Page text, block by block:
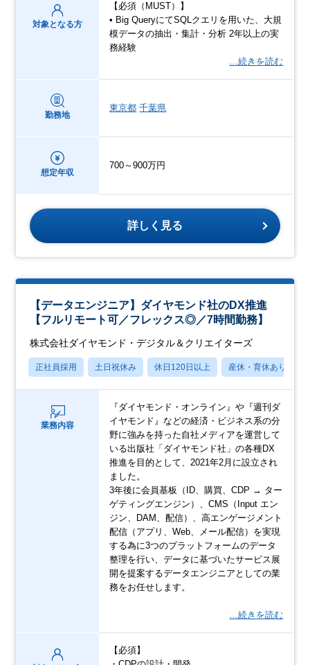
対象となる方
【必須（MUST）】
• Big QueryにてSQLクエリを用いた、大規
模データの抽出・集計・分析 2年以上の実
務経験
…続きを読む
勤務地
東京都 千葉県
想定年収
700～900万円
詳しく見る
【データエンジニア】ダイヤモンド社のDX推進
【フルリモート可／フレックス◎／7時間勤務】
株式会社ダイヤモンド・デジタル＆クリエイターズ
正社員採用 土日祝休み 休日120日以上 産休・育休あり
業務内容
『ダイヤモンド・オンライン』や『週刊ダ
イヤモンド』などの経済・ビジネス系の分
野に強みを持った自社メディアを運営して
いる出版社「ダイヤモンド社」の各種DX
推進を目的として、2021年2月に設立され
ました。
3年後に会員基板（ID、購買、CDP → ター
ゲティングエンジン）、CMS（Input エン
ジン、DAM、配信）、高エンゲージメント
配信（アプリ、Web、メール配信）を実現
する為に3つのプラットフォームのデータ
整理を行い、データに基づいたサービス展
開を提案するデータエンジニアとしての業
務をお任せします。
…続きを読む
【必須】